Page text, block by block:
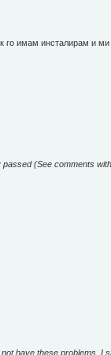
го имам инсталирам и
(See comments
have these problems. I